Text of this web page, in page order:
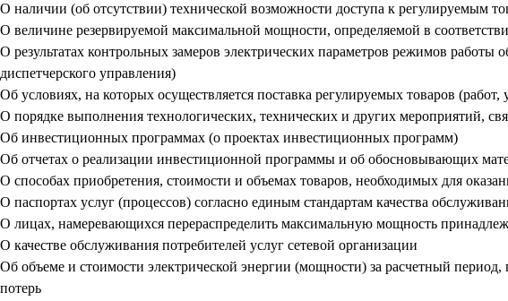
О наличии (об отсутствии) технической возможности доступа к регулируемым
О величине резервируемой максимальной мощности, определяемой в
О результатах контрольных замеров электрических параметров режимов работы
диспетчерского управления)
Об условиях, на которых осуществляется поставка регулируемых товаров
О порядке выполнения технологических, технических и других мероприятий,
Об инвестиционных программах (о проектах инвестиционных программ)
Об отчетах о реализации инвестиционной программы и об обосновывающих
О способах приобретения, стоимости и объемах товаров, необходимых для
О паспортах услуг (процессов) согласно единым стандартам качества
О лицах, намеревающихся перераспределить максимальную мощность
О качестве обслуживания потребителей услуг сетевой организации
Об объеме и стоимости электрической энергии (мощности) за расчетный
потерь